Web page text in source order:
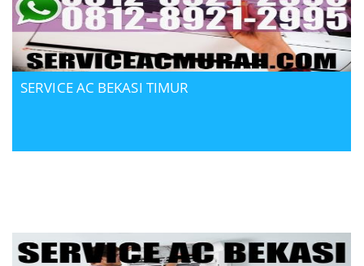
SERVICE AC BEKASI TIMUR